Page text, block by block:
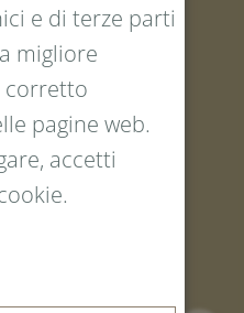
e di terze parti
migliore
corretto
pagine web.
accetti